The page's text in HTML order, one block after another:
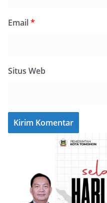
Email*
Situs Web